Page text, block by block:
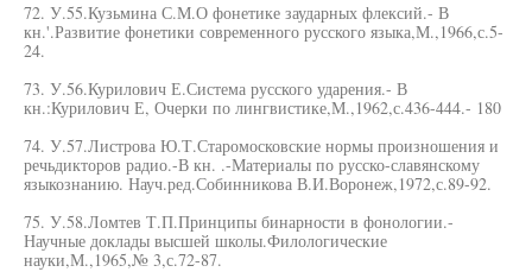
72. У.55.Кузьмина С.М.О фонетике заударных флексий.- В
кн.'.Развитие фонетики современного русского языка,М.,1966,с.5-
24.
73. У.56.Курилович Е.Система русского ударения.- В
кн.:Курилович Е, Очерки по лингвистике,М.,1962,с.436-444.- 180
74. У.57.Листрова Ю.Т.Старомосковские нормы произношения и
речьдикторов радио.-В кн. .-Материалы по русско-славянскому
языкознанию. Науч.ред.Собинникова В.И.Воронеж,1972,с.89-92.
75. У.58.Ломтев Т.П.Принципы бинарности в фонологии.-
Научные доклады высшей школы.Филологические
науки,М.,1965,№ 3,с.72-87.